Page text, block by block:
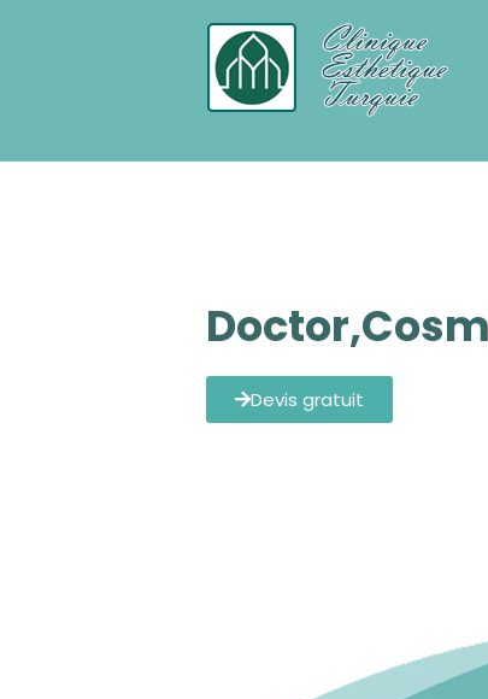
Chirurgie Esthetique Turquie
Devis gratuit